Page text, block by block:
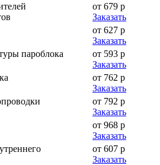
от 679 р
Заказать
от 627 р
Заказать
пароблока
от 593 р
Заказать
от 762 р
Заказать
от 792 р
Заказать
от 968 р
Заказать
от 607 р
Заказать